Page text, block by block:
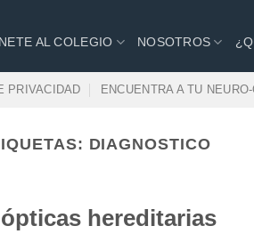
AL COLEGIO NOSOTROS
PRIVACIDAD ENCUENTRA A TU
DIAGNOSTICO
hereditarias